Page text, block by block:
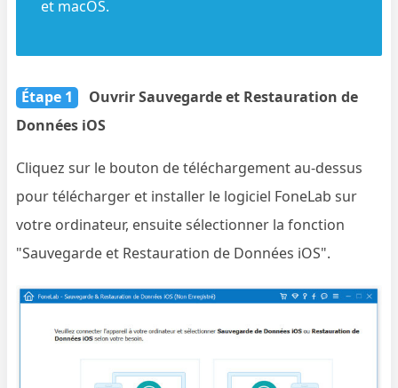
et macOS.
Étape 1
Ouvrir Sauvegarde et Restauration de
Données iOS
Cliquez sur le bouton de téléchargement au-dessus
pour télécharger et installer le logiciel FoneLab sur
votre ordinateur, ensuite sélectionner la fonction
"Sauvegarde et Restauration de Données iOS".